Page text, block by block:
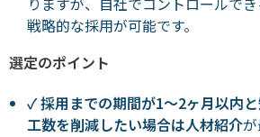
戦略的な採用が可能です。
選定のポイント
✓採用までの期間が1～2ヶ月以内
工数を削減したい場合は人材紹介が